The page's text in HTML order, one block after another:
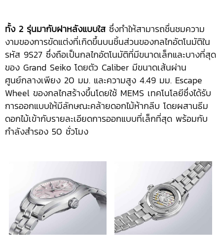
ทั้ง 2 รุ่นมากับฝาหลังแบบใส ซึ่งทำให้สามารถชื่นชมความ
งามของการขัดแต่งที่เกิดขึ้นบนชิ้นส่วนของกลไกอัตโนมัติใน
รหัส 9S27 ซึ่งถือเป็นกลไกอัตโนมัติที่มีขนาดเล็กและบางที่สุด
ของ Grand Seiko โดยตัว Caliber มีขนาดเส้นผ่าน
ศูนย์กลางเพียง 20 มม. และความสูง 4.49 มม. Escape
Wheel ของกลไกสร้างขึ้นโดยใช้ MEMS เทคโนโลยีซึ่งได้รับ
การออกแบบให้มีลักษณะคล้ายดอกไม้ห้ากลีบ โดยผสานธีม
ดอกไม้เข้ากับรายละเอียดการออกแบบที่เล็กที่สุด พร้อมกับ
กำลังสำรอง 50 ชั่วโมง